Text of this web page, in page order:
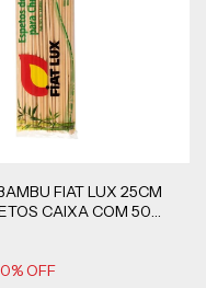
FIAT LUX 25CM
CAIXA COM 50
% OFF